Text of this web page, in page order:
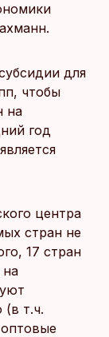
для
чтобы
на
год
центра
стран не
17 стран
на
(в т.ч.